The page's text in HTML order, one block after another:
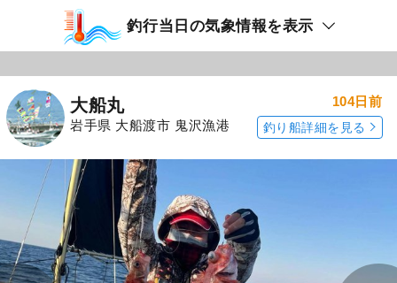
釣行当日の気象情報を表示
大船丸
岩手県 大船渡市 鬼沢漁港
104日前
釣り船詳細を見る